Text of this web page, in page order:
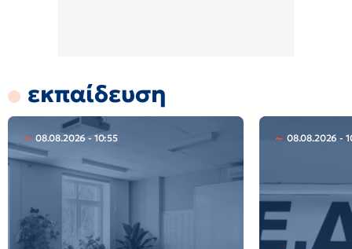
εκπαίδευση
08.08.2026 - 10:55 08.08.2026 -